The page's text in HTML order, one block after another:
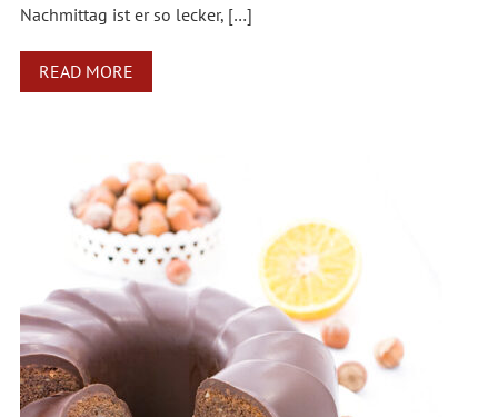
Nachmittag ist er so lecker, […]
READ MORE